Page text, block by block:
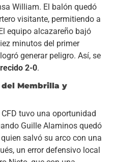
William. El balón quedó
visitante, permitiendo a
equipo alcazareño bajó
minutos del primer
generar peligro. Así, se
2-0.
Membrilla y
tuvo una oportunidad
Guille Alaminos quedó
salvó su arco con una
un error defensivo local